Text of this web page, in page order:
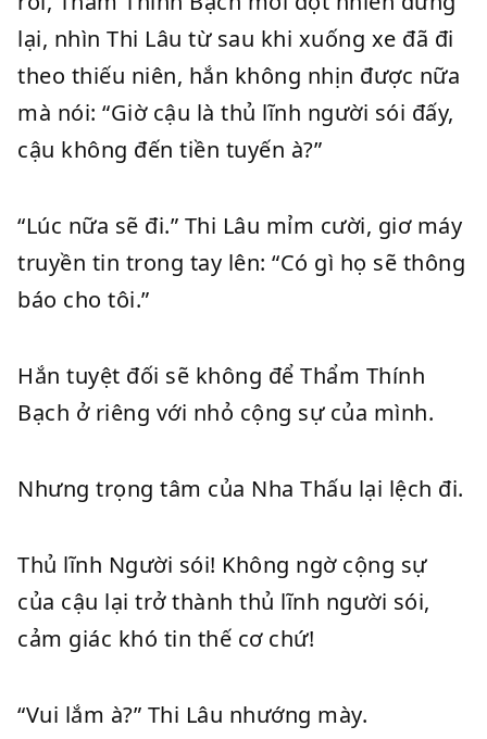
lại, nhìn Thi Lâu từ sau khi xuống xe đã đi
theo thiếu niên, hắn không nhịn được nữa
mà nói: “Giờ cậu là thủ lĩnh người sói đấy,
cậu không đến tiền tuyến à?”
“Lúc nữa sẽ đi.” Thi Lâu mỉm cười, giơ máy
truyền tin trong tay lên: “Có gì họ sẽ thông
báo cho tôi.”
Hắn tuyệt đối sẽ không để Thẩm Thính
Bạch ở riêng với nhỏ cộng sự của mình.
Nhưng trọng tâm của Nha Thấu lại lệch đi.
Thủ lĩnh Người sói! Không ngờ cộng sự
của cậu lại trở thành thủ lĩnh người sói,
cảm giác khó tin thế cơ chứ!
“Vui lắm à?” Thi Lâu nhướng mày.